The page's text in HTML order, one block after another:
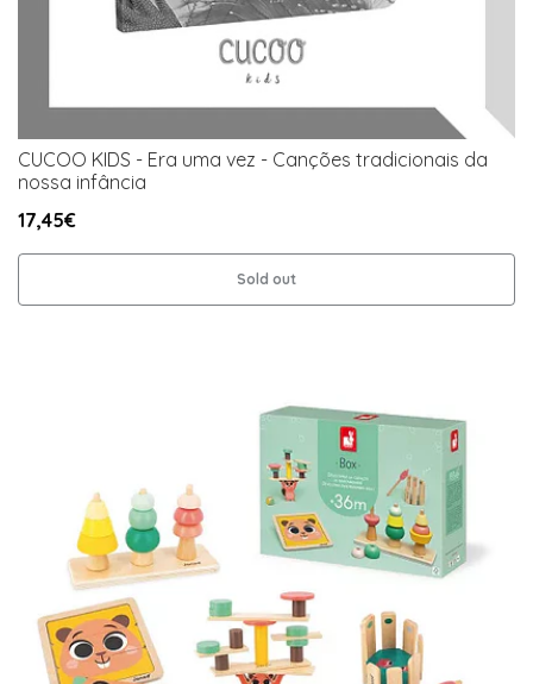
CUCOO KIDS - Era uma vez - Canções tradicionais da
nossa infância
17,45€
Sold out